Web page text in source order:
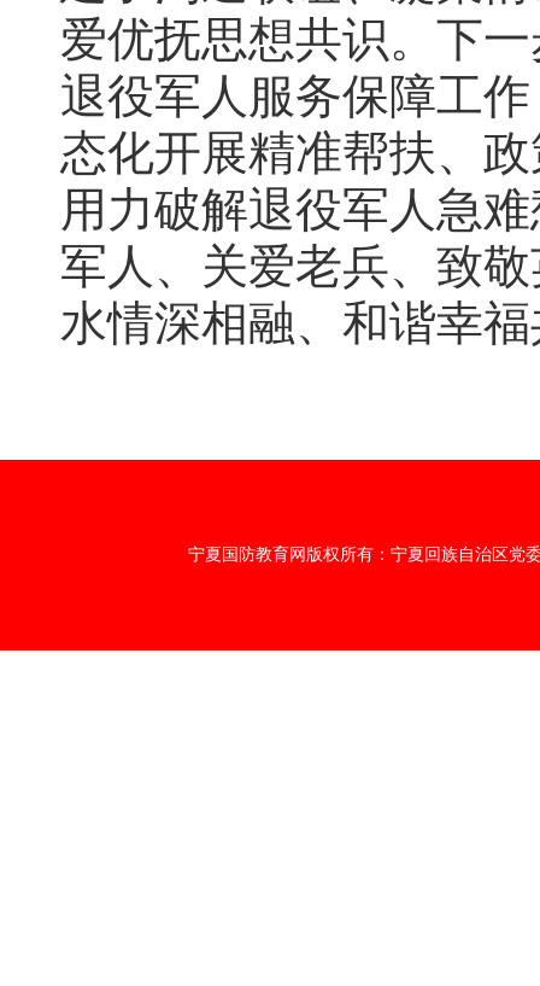
爱优抚思想共识。下
退役军人服务保障工
态化开展精准帮扶、
用力破解退役军人急
军人、关爱老兵、致
水情深相融、和谐幸
宁夏国防教育网版权所有：宁夏回族自治